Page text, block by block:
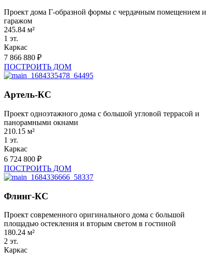
Проект дома Г-образной формы с чердачным помещением и
гаражом
245.84 м²
1 эт.
Каркас
7 866 880 ₽
ПОСТРОИТЬ ДОМ
Артель-КС
Проект одноэтажного дома с большой угловой террасой и
панорамными окнами
210.15 м²
1 эт.
Каркас
6 724 800 ₽
ПОСТРОИТЬ ДОМ
Флинг-КС
Проект современного оригинального дома с большой
площадью остекления и вторым светом в гостиной
180.24 м²
2 эт.
Каркас